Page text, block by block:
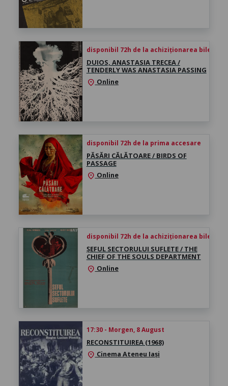
disponibil 72h de la achiziționarea biletului
DUIOS, ANASTASIA TRECEA /
TENDERLY WAS ANASTASIA PASSING
location_on Online
disponibil 72h de la prima accesare
PĂSĂRI CĂLĂTOARE / BIRDS OF
PASSAGE
location_on Online
disponibil 72h de la achiziționarea biletului
ȘEFUL SECTORULUI SUFLETE / THE
CHIEF OF THE SOULS DEPARTMENT
location_on Online
17:30 - Morgen, 8 August
RECONSTITUIREA (1968)
location_on Cinema Ateneu Iași